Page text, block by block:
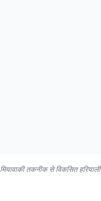
मियावाकी तकनीक से विकसित हरियाली